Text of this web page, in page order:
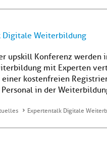
Digitale Weiterbildung
upskill Konferenz werden
mit Experten
einer kostenfreien
Personal in der
Expertentalk Digitale